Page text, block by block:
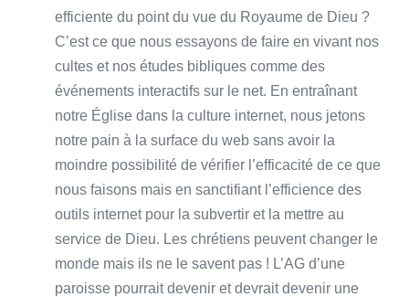
efficiente du point du vue du Royaume de Dieu ?
C’est ce que nous essayons de faire en vivant nos
cultes et nos études bibliques comme des
événements interactifs sur le net. En entraînant
notre Église dans la culture internet, nous jetons
notre pain à la surface du web sans avoir la
moindre possibilité de vérifier l’efficacité de ce que
nous faisons mais en sanctifiant l’efficience des
outils internet pour la subvertir et la mettre au
service de Dieu. Les chrétiens peuvent changer le
monde mais ils ne le savent pas ! L’AG d’une
paroisse pourrait devenir et devrait devenir une